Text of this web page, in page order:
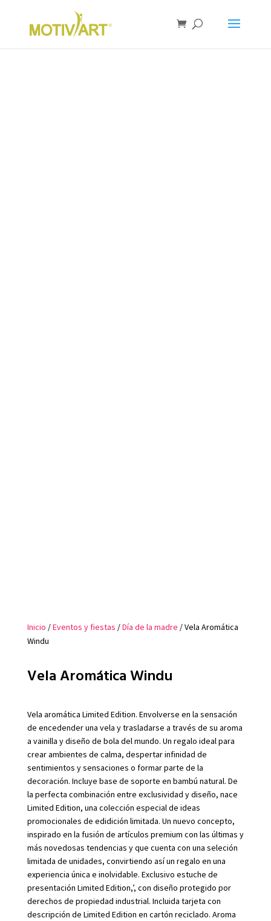
Inicio /Eventos y fiestas /Día de la madre / Vela Aromática
Windu
Vela Aromática Windu
Vela aromática Limited Edition. Envolverse en la sensación
de encedender una vela y trasladarse a través de su aroma
a vainilla y diseño de bola del mundo. Un regalo ideal para
crear ambientes de calma, despertar infinidad de
sentimientos y sensaciones o formar parte de la
decoración. Incluye base de soporte en bambú natural. De
la perfecta combinación entre exclusividad y diseño, nace
Limited Edition, una colección especial de ideas
promocionales de edidición limitada. Un nuevo concepto,
inspirado en la fusión de artículos premium con las últimas y
más novedosas tendencias y que cuenta con una seleción
limitada de unidades, convirtiendo así un regalo en una
experiencia única e inolvidable. Exclusivo estuche de
presentación Limited Edition,’, con diseño protegido por
derechos de propiedad industrial. Incluida tarjeta con
descripción de Limited Edition en cartón reciclado. Aroma